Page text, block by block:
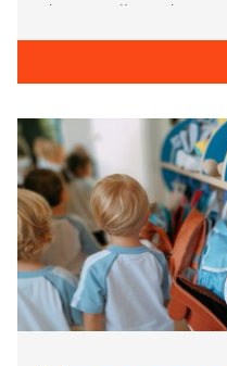
perfectamente el día a día